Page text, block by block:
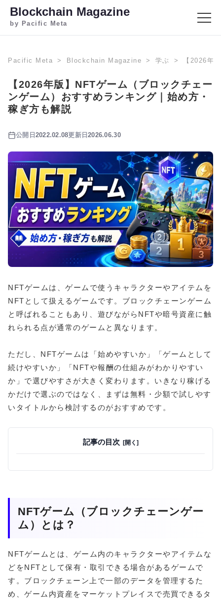
Blockchain Magazine
by Pacific Meta
Pacific Meta Blockchain Magazine 学ぶ 【2026年
【2026年版】NFTゲーム（ブロックチェー
ンゲーム）おすすめランキング｜始め方・
稼ぎ方も解説
公開日 2022.02.08更新日2026.06.30
NFTゲームは、ゲームで使うキャラクターやアイテムを
NFTとして扱えるゲームです。ブロックチェーンゲーム
と呼ばれることもあり、遊びながらNFTや暗号資産に触
れられる点が通常のゲームと異なります。
ただし、NFTゲームは「始めやすいか」「ゲームとして
続けやすいか」「NFTや報酬の仕組みがわかりやすい
か」で選びやすさが大きく変わります。いきなり稼げる
かだけで選ぶのではなく、まずは無料・少額で試しやす
いタイトルから検討するのがおすすめです。
記事の目次
NFTゲーム（ブロックチェーンゲー
ム）とは？
NFTゲームとは、ゲーム内のキャラクターやアイテムな
どをNFTとして保有・取引できる場合があるゲームで
す。ブロックチェーン上で一部のデータを管理するた
め、ゲーム内資産をマーケットプレイスで売買できるタ